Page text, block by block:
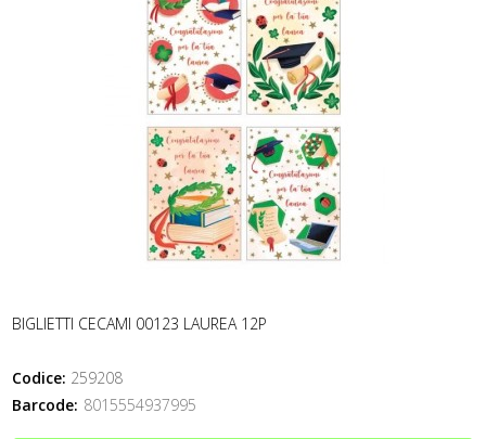
BIGLIETTI CECAMI 00123 LAUREA 12P
Codice: 259208
Barcode: 8015554937995